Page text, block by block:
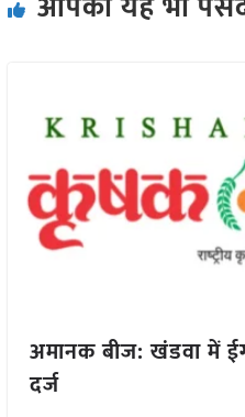
अमानक बीज: खंडवा में
दर्ज